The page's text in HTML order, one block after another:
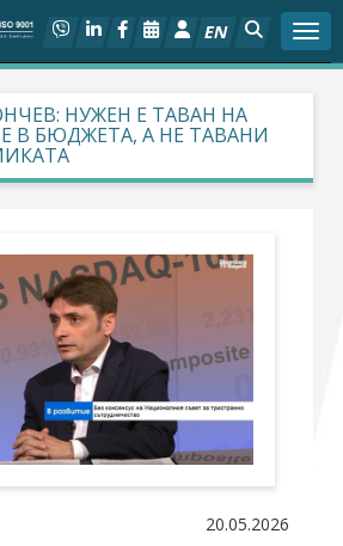
EN
НУЖЕН Е ТАВАН НА
В БЮДЖЕТА, А НЕ ТАВАНИ
20.05.2026